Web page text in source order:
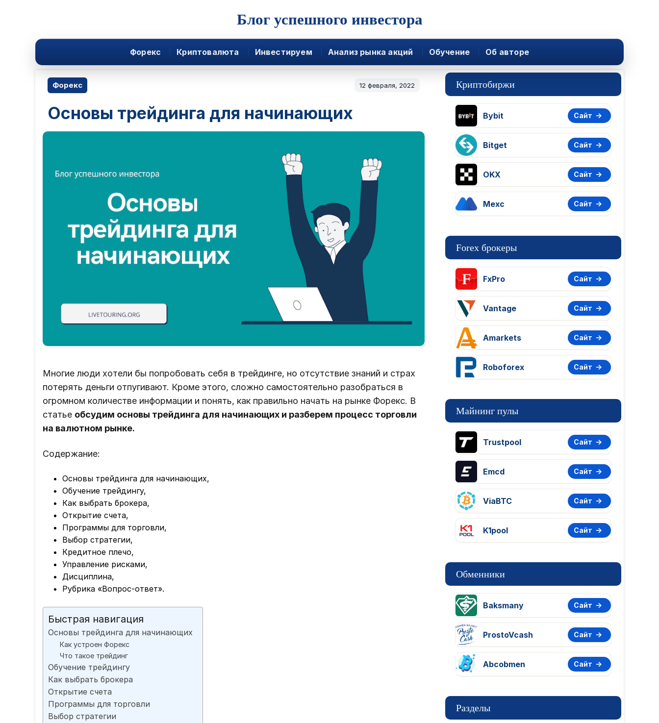
Блог успешного инвестора
Форекс Криптовалюта Инвестируем Анализ рынка акций Обучение Об авторе
Форекс 12 февраля, 2022
Основы трейдинга для начинающих
Многие люди хотели бы попробовать себя в трейдинге, но отсутствие знаний и страх
потерять деньги отпугивают. Кроме этого, сложно самостоятельно разобраться в
огромном количестве информации и понять, как правильно начать на рынке Форекс. В
статье обсудим основы трейдинга для начинающих и разберем процесс торговли
на валютном рынке.
Содержание:
Основы трейдинга для начинающих,
Обучение трейдингу,
Как выбрать брокера,
Открытие счета,
Программы для торговли,
Выбор стратегии,
Кредитное плечо,
Управление рисками,
Дисциплина,
Рубрика «Вопрос-ответ».
Быстрая навигация
Основы трейдинга для начинающих
Как устроен Форекс
Что такое трейдинг
Обучение трейдингу
Как выбрать брокера
Открытие счета
Программы для торговли
Выбор стратегии
Криптобиржи
Bybit Сайт
Bitget Сайт
OKX Сайт
Mexc Сайт
Forex брокеры
FxPro Сайт
Vantage Сайт
Amarkets Сайт
Roboforex Сайт
Майнинг пулы
Trustpool Сайт
Emcd Сайт
ViaBTC Сайт
K1pool Сайт
Обменники
Baksmany Сайт
ProstoVcash Сайт
Abcobmen Сайт
Разделы